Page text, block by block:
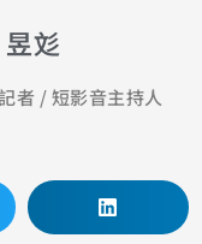
彣
者 / 短影音主持人